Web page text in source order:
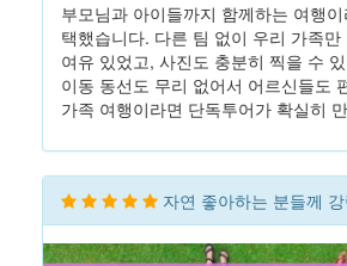
부모님과 아이들까지 함께하는 여행
택했습니다. 다른 팀 없이 우리 가족
여유 있었고, 사진도 충분히 찍을 수
이동 동선도 무리 없어서 어르신들도
가족 여행이라면 단독투어가 확실히
자연 좋아하는 분들께